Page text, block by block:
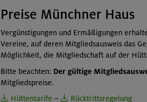
Preise Münchner Haus
Vergünstigungen und Ermäßigungen
Vereine, auf deren Mitgliedsausweis das
Möglichkeit, die Mitgliedschaft auf der
Bitte beachten: Der gültige
Mitgliedspreise.
Hüttentarife – Rücktrittsregelung